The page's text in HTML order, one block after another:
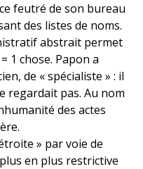
feutré de son bureau
des listes de noms.
abstrait permet
1 chose. Papon a
de « spécialiste » : il
regardait pas. Au nom
des actes
» par voie de
en plus restrictive